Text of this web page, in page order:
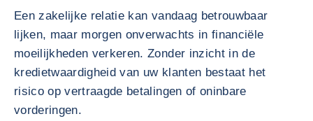
Een zakelijke relatie kan vandaag betrouwbaar
lijken, maar morgen onverwachts in financiële
moeilijkheden verkeren. Zonder inzicht in de
kredietwaardigheid van uw klanten bestaat het
risico op vertraagde betalingen of oninbare
vorderingen.